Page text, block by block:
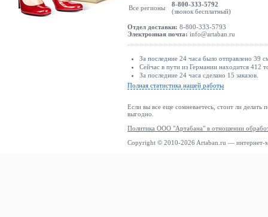
Все регионы
8-800-333-5792
(звонок бесплатный)
Отдел доставки: 8-800-333-5793
Электронная почта: info@artaban.ru
За последние 24 часа было отправлено 39
Сейчас в пути из Германии находится 412
За последние 24 часа сделано 15 заказов.
Полная статистика нашей работы
Если вы все еще сомневаетесь, стоит ли делать
выгодно.
Политика ООО "Артабана" в отношении
Copyright © 2010-2026 Artaban.ru — интернет-